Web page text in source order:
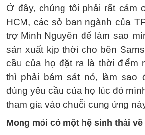
Ở đây, chúng tôi phải rất cám
HCM, các sở ban ngành của
trợ Minh Nguyên để làm sao
sản xuất kịp thời cho bên
cầu của họ đặt ra là thời điểm
thì phải bám sát nó, làm sao
đúng yêu cầu của họ lúc đó
tham gia vào chuỗi cung ứng
Mong mỏi có một hệ sinh thái về